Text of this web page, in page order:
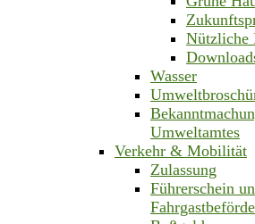
Nützliche
Wasser
Umweltamtes
Verkehr & Mobilität
Zulassung
Führerschein